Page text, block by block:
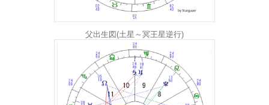
父出生図(土星～冥王星逆行)